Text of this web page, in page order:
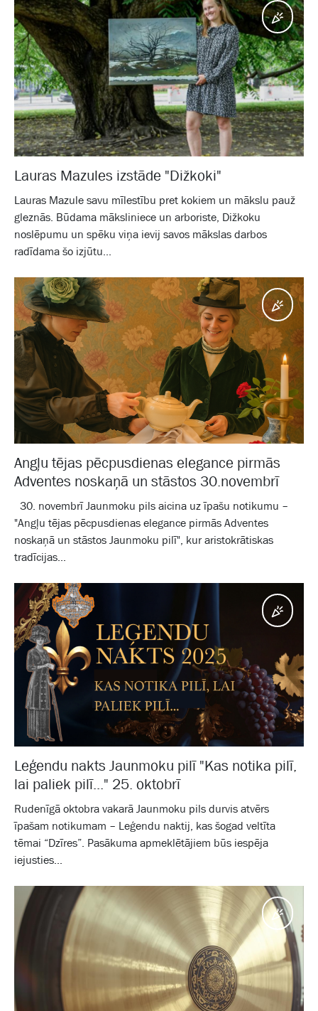
Lauras Mazules izstāde "Dižkoki"
Lauras Mazule savu mīlestību pret kokiem un mākslu pauž
gleznās. Būdama māksliniece un arboriste, Dižkoku
noslēpumu un spēku viņa ievij savos mākslas darbos
radīdama šo izjūtu...
Angļu tējas pēcpusdienas elegance pirmās
Adventes noskaņā un stāstos 30.novembrī
30. novembrī Jaunmoku pils aicina uz īpašu notikumu –
"Angļu tējas pēcpusdienas elegance pirmās Adventes
noskaņā un stāstos Jaunmoku pilī", kur aristokrātiskas
tradīcijas...
Leģendu nakts Jaunmoku pilī "Kas notika pilī,
lai paliek pilī..." 25. oktobrī
Rudenīgā oktobra vakarā Jaunmoku pils durvis atvērs
īpašam notikumam – Leģendu naktij, kas šogad veltīta
tēmai “Dzīres”. Pasākuma apmeklētājiem būs iespēja
iejusties...